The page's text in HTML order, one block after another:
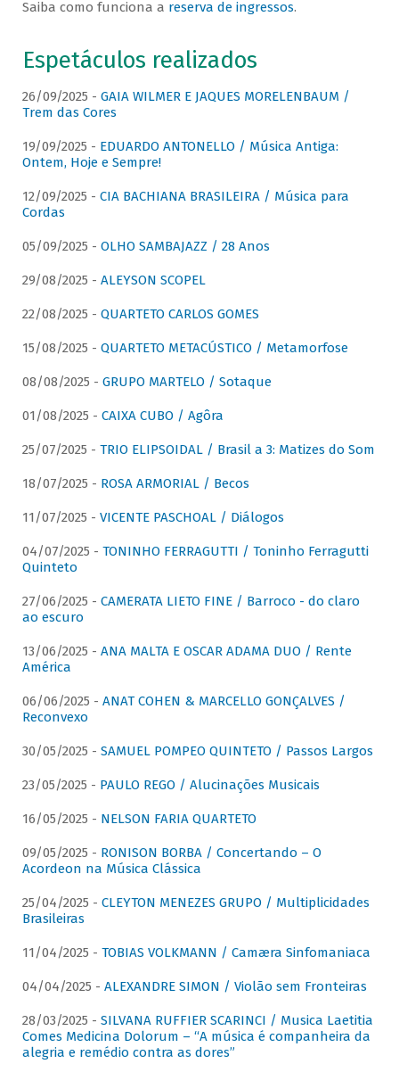
Saiba como funciona a reserva de ingressos.
Espetáculos realizados
26/09/2025 - GAIA WILMER E JAQUES MORELENBAUM /
Trem das Cores
19/09/2025 - EDUARDO ANTONELLO / Música Antiga:
Ontem, Hoje e Sempre!
12/09/2025 - CIA BACHIANA BRASILEIRA / Música para
Cordas
05/09/2025 - OLHO SAMBAJAZZ / 28 Anos
29/08/2025 - ALEYSON SCOPEL
22/08/2025 - QUARTETO CARLOS GOMES
15/08/2025 - QUARTETO METACÚSTICO / Metamorfose
08/08/2025 - GRUPO MARTELO / Sotaque
01/08/2025 - CAIXA CUBO / Agôra
25/07/2025 - TRIO ELIPSOIDAL / Brasil a 3: Matizes do Som
18/07/2025 - ROSA ARMORIAL / Becos
11/07/2025 - VICENTE PASCHOAL / Diálogos
04/07/2025 - TONINHO FERRAGUTTI / Toninho Ferragutti
Quinteto
27/06/2025 - CAMERATA LIETO FINE / Barroco - do claro
ao escuro
13/06/2025 - ANA MALTA E OSCAR ADAMA DUO / Rente
América
06/06/2025 - ANAT COHEN & MARCELLO GONÇALVES /
Reconvexo
30/05/2025 - SAMUEL POMPEO QUINTETO / Passos Largos
23/05/2025 - PAULO REGO / Alucinações Musicais
16/05/2025 - NELSON FARIA QUARTETO
09/05/2025 - RONISON BORBA / Concertando – O
Acordeon na Música Clássica
25/04/2025 - CLEYTON MENEZES GRUPO / Multiplicidades
Brasileiras
11/04/2025 - TOBIAS VOLKMANN / Camæra Sinfomaniaca
04/04/2025 - ALEXANDRE SIMON / Violão sem Fronteiras
28/03/2025 - SILVANA RUFFIER SCARINCI / Musica Laetitia
Comes Medicina Dolorum – “A música é companheira da
alegria e remédio contra as dores”